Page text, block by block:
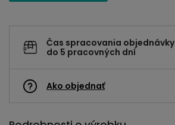
Čas spracovania objednávky
do 5 pracovných dní
Ako objednať